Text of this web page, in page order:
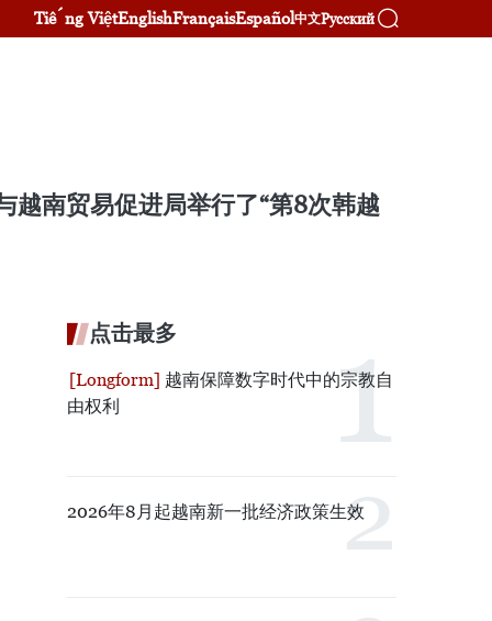
Tiếng ViệtEnglishFrançaisEspañol中文Русский
越南贸易促进局举行了“第8次韩越
点击最多
越南保障数字时代中的宗教自
由权利
2026年8月起越南新一批经济政策生效